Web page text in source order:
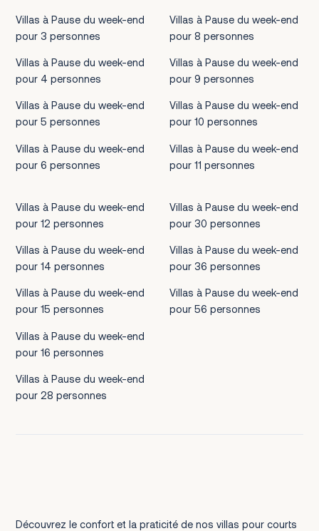
Villas à Pause du week-end
pour 3 personnes
Villas à Pause du week-end
pour 4 personnes
Villas à Pause du week-end
pour 5 personnes
Villas à Pause du week-end
pour 6 personnes
Villas à Pause du week-end
pour 8 personnes
Villas à Pause du week-end
pour 9 personnes
Villas à Pause du week-end
pour 10 personnes
Villas à Pause du week-end
pour 11 personnes
Villas à Pause du week-end
pour 12 personnes
Villas à Pause du week-end
pour 14 personnes
Villas à Pause du week-end
pour 15 personnes
Villas à Pause du week-end
pour 16 personnes
Villas à Pause du week-end
pour 28 personnes
Villas à Pause du week-end
pour 30 personnes
Villas à Pause du week-end
pour 36 personnes
Villas à Pause du week-end
pour 56 personnes
Découvrez le confort et la praticité de nos villas pour courts